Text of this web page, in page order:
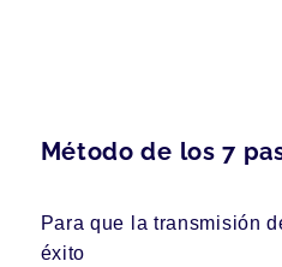
Método de los 7
Para que la transmisión
éxito